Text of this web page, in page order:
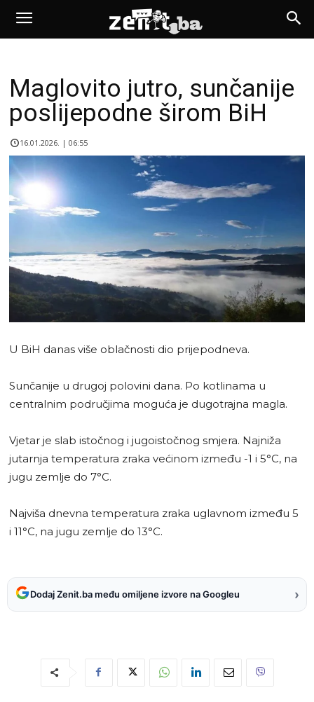
Maglovito jutro, sunčanije
poslijepodne širom BiH
16.01.2026. | 06:55
U BiH danas više oblačnosti dio prijepodneva.
Sunčanije u drugoj polovini dana. Po kotlinama u
centralnim područjima moguća je dugotrajna magla.
Vjetar je slab istočnog i jugoistočnog smjera. Najniža
jutarnja temperatura zraka većinom između -1 i 5°C, na
jugu zemlje do 7°C.
Najviša dnevna temperatura zraka uglavnom između 5
i 11°C, na jugu zemlje do 13°C.
Dodaj Zenit.ba među omiljene izvore na Googleu ›